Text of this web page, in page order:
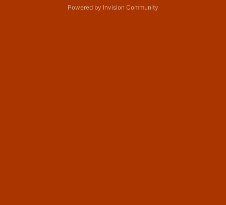
Powered by Invision Community